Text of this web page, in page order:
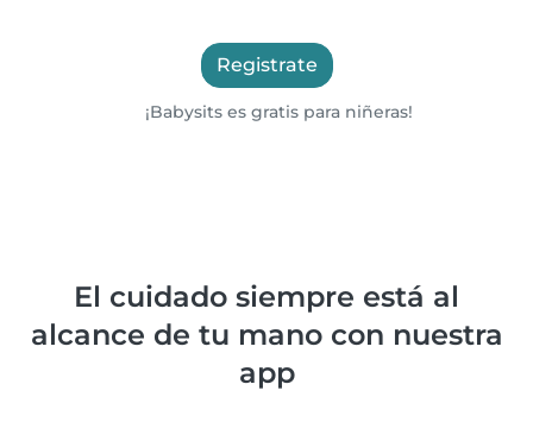
Registrate
¡Babysits es gratis para niñeras!
El cuidado siempre está al
alcance de tu mano con nuestra
app